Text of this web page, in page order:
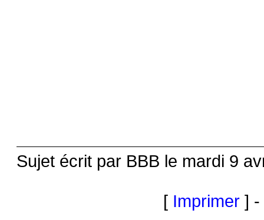
Sujet écrit par BBB le mardi 9
[ Imprimer ]